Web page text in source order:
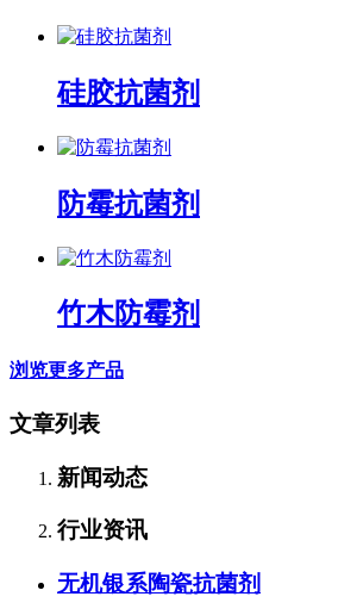
硅胶抗菌剂
防霉抗菌剂
竹木防霉剂
浏览更多产品
文章列表
新闻动态
行业资讯
无机银系陶瓷抗菌剂